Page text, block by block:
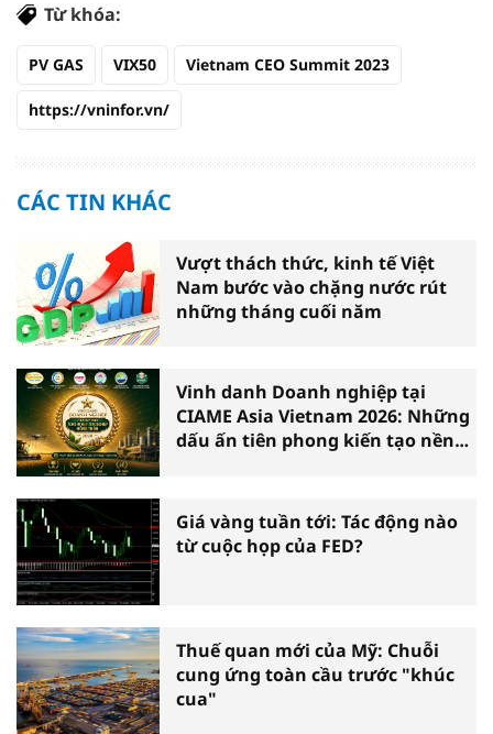
Từ khóa:
PV GAS VIX50 Vietnam CEO Summit 2023
https://vninfor.vn/
CÁC TIN KHÁC
Vượt thách thức, kinh tế Việt
Nam bước vào chặng nước rút
những tháng cuối năm
Vinh danh Doanh nghiệp tại
CIAME Asia Vietnam 2026: Những
dấu ấn tiên phong kiến tạo nền
Giá vàng tuần tới: Tác động nào
từ cuộc họp của FED?
Thuế quan mới của Mỹ: Chuỗi
cung ứng toàn cầu trước "khúc
cua"